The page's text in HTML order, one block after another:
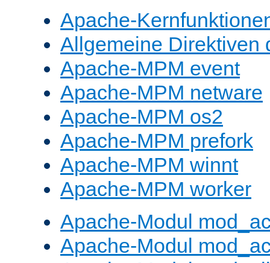
Apache-
Allgemeine Direktiven
Apache-MPM event
Apache-MPM netware
Apache-MPM os2
Apache-MPM prefork
Apache-MPM winnt
Apache-MPM worker
Apache-Modul
Apache-Modul